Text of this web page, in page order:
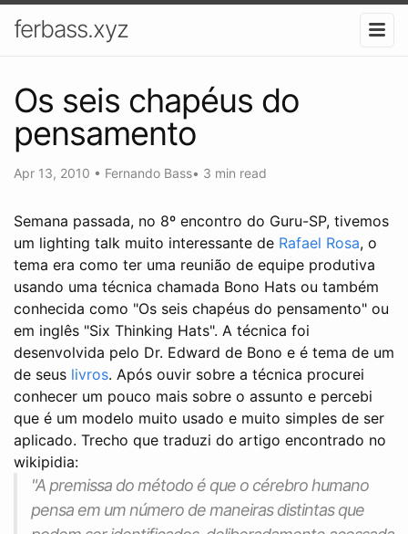
ferbass.xyz
Os seis chapéus do
pensamento
Apr 13, 2010 • Fernando Bass• 3 min read
Semana passada, no 8º encontro do Guru-SP, tivemos
um lighting talk muito interessante de Rafael Rosa, o
tema era como ter uma reunião de equipe produtiva
usando uma técnica chamada Bono Hats ou também
conhecida como "Os seis chapéus do pensamento" ou
em inglês "Six Thinking Hats". A técnica foi
desenvolvida pelo Dr. Edward de Bono e é tema de um
de seus livros. Após ouvir sobre a técnica procurei
conhecer um pouco mais sobre o assunto e percebi
que é um modelo muito usado e muito simples de ser
aplicado. Trecho que traduzi do artigo encontrado no
wikipidia:
"A premissa do método é que o cérebro humano
pensa em um número de maneiras distintas que